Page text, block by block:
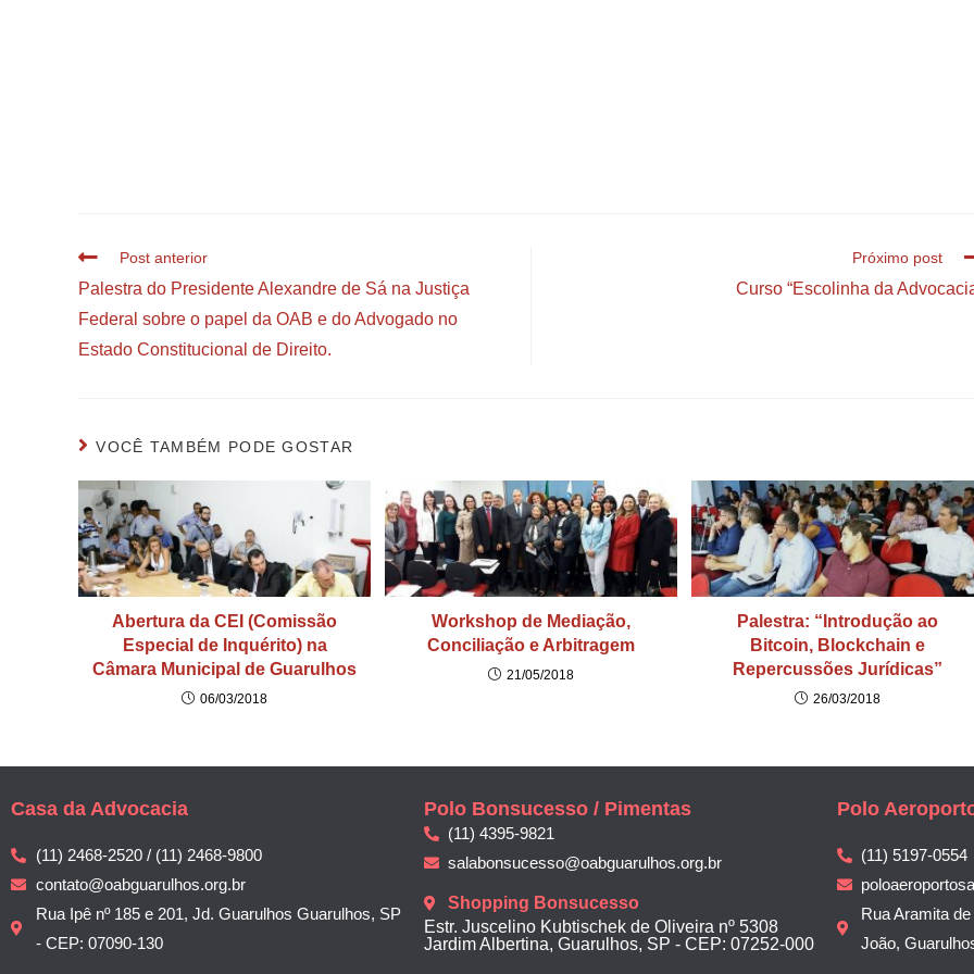
Post anterior
Palestra do Presidente Alexandre de Sá na Justiça
Federal sobre o papel da OAB e do Advogado no
Estado Constitucional de Direito.
Próximo post
Curso “Escolinha da
VOCÊ TAMBÉM PODE GOSTAR
Abertura da CEI (Comissão
Especial de Inquérito) na
Câmara Municipal de Guarulhos
06/03/2018
Workshop de Mediação,
Conciliação e Arbitragem
21/05/2018
Palestra: “Introdução ao
Bitcoin, Blockchain e
Repercussões Jurídicas”
26/03/2018
Casa da Advocacia
(11) 2468-2520 / (11) 2468-9800
contato@oabguarulhos.org.br
Rua Ipê nº 185 e 201, Jd. Guarulhos Guarulhos, SP
- CEP: 07090-130
Polo Bonsucesso / Pimentas
(11) 4395-9821
salabonsucesso@oabguarulhos.org.br
Shopping Bonsucesso
Estr. Juscelino Kubtischek de Oliveira nº 5308
Jardim Albertina, Guarulhos, SP - CEP: 07252-000
Polo
(11) 5197-0554
Rua Aramita
João,